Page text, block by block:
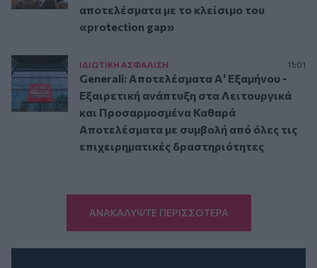
αποτελέσματα με το κλείσιμο του
«protection gap»
ΙΔΙΩΤΙΚΗ ΑΣΦAΛΙΣΗ 11:01
Generali: Αποτελέσματα Α' Εξαμήνου -
Εξαιρετική ανάπτυξη στα Λειτουργικά
και Προσαρμοσμένα Καθαρά
Αποτελέσματα με συμβολή από όλες τις
επιχειρηματικές δραστηριότητες
ΑΝΑΚΑΛΥΨΤΕ ΠΕΡΙΣΣΟΤΕΡΑ